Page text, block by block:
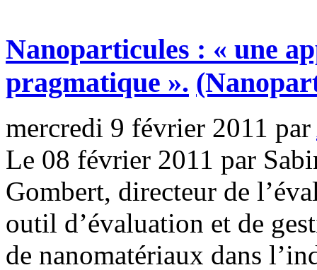
Nanoparticules : « une
pragmatique ».
mercredi 9 février 2011 par
Le 08 février 2011 par
Gombert, directeur de
outil d’évaluation et de
de nanomatériaux dans